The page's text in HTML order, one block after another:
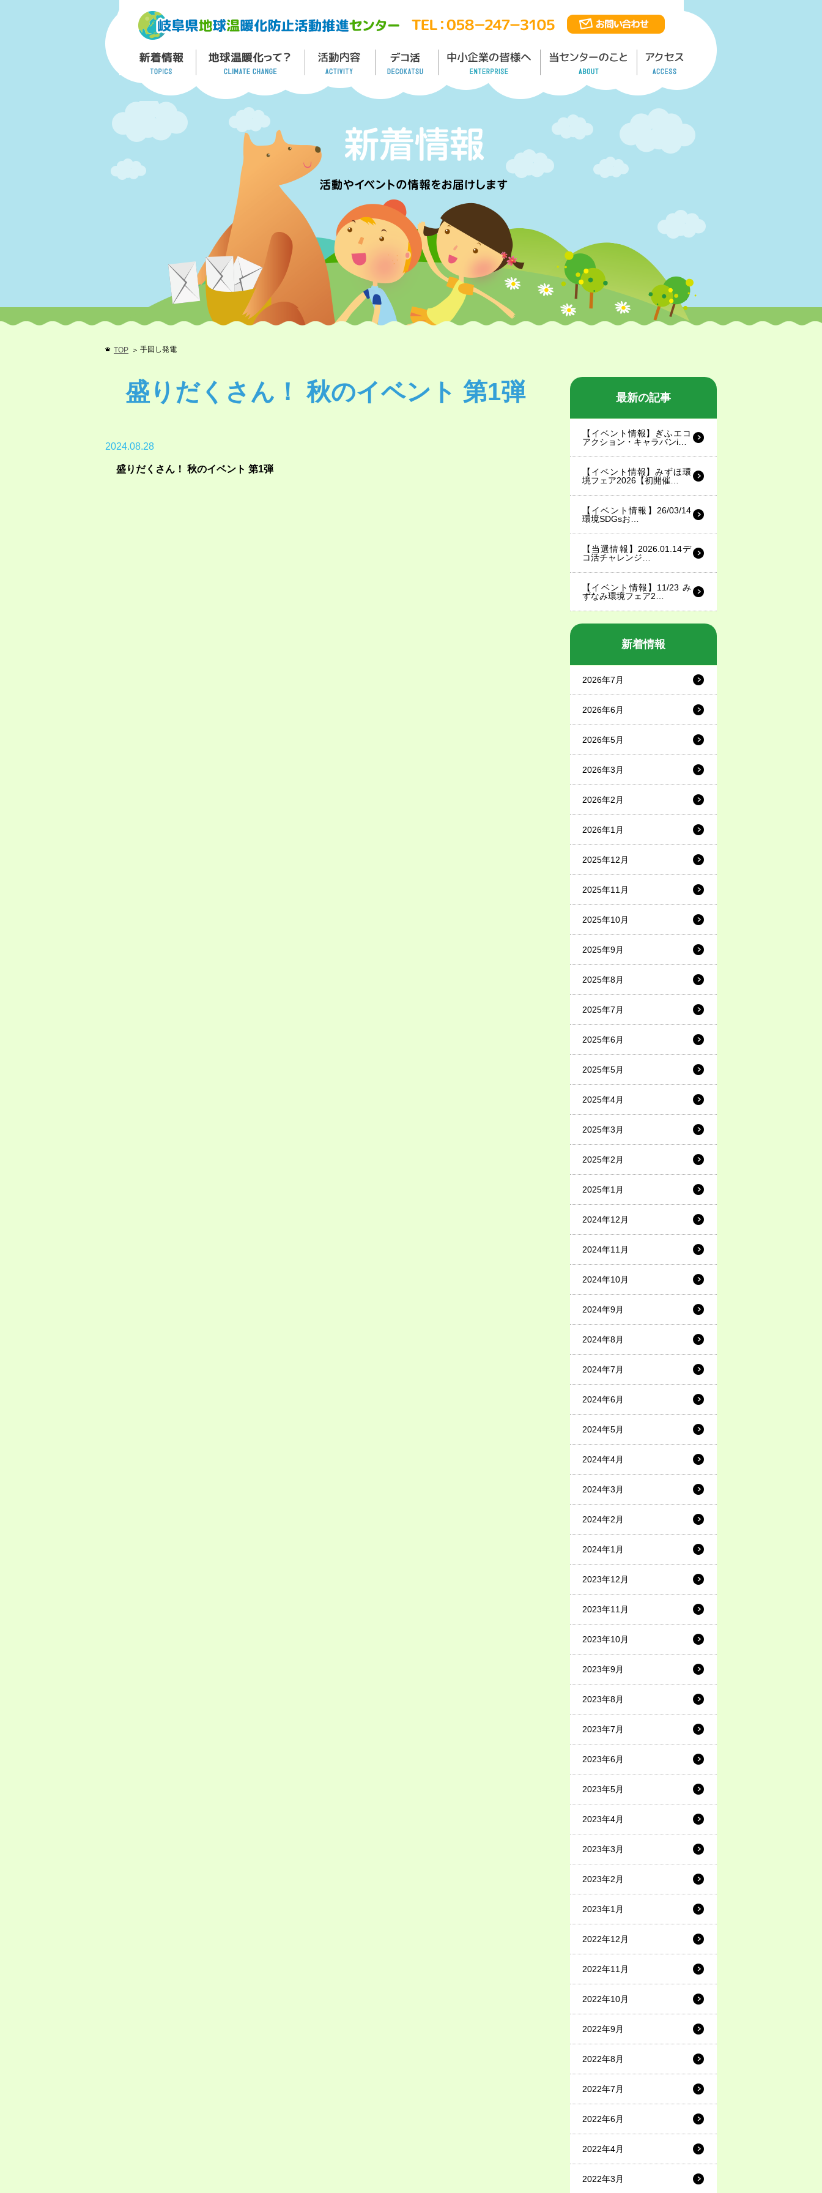
TOP 手回し発電
盛りだくさん！ 秋のイベント 第1弾
2024.08.28
盛りだくさん！ 秋のイベント 第1弾
最新の記事
【イベント情報】ぎふエコ
アクション・キャラバンi…
【イベント情報】みずほ環
境フェア2026【初開催…
【イベント情報】26/03/14
環境SDGsお…
【当選情報】2026.01.14デ
コ活チャレンジ…
【イベント情報】11/23 み
ずなみ環境フェア2…
新着情報
2026年7月
2026年6月
2026年5月
2026年3月
2026年2月
2026年1月
2025年12月
2025年11月
2025年10月
2025年9月
2025年8月
2025年7月
2025年6月
2025年5月
2025年4月
2025年3月
2025年2月
2025年1月
2024年12月
2024年11月
2024年10月
2024年9月
2024年8月
2024年7月
2024年6月
2024年5月
2024年4月
2024年3月
2024年2月
2024年1月
2023年12月
2023年11月
2023年10月
2023年9月
2023年8月
2023年7月
2023年6月
2023年5月
2023年4月
2023年3月
2023年2月
2023年1月
2022年12月
2022年11月
2022年10月
2022年9月
2022年8月
2022年7月
2022年6月
2022年4月
2022年3月